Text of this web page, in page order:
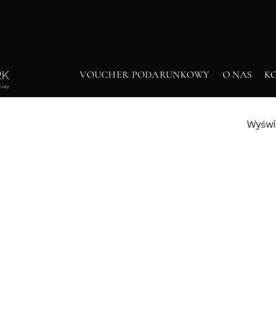
VOUCHER PODARUNKOWY O NAS